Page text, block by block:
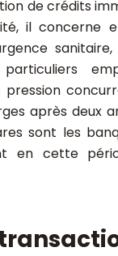
de crédits
il concerne
pression
après deux
sont les
en cette